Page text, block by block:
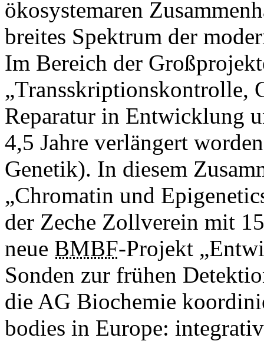
ökosystemaren
breites Spektrum der
Im Bereich der
„Transskriptionskontrolle,
Reparatur in Entwicklung
4,5 Jahre verlängert
Genetik). In diesem
„Chromatin und
der Zeche Zollverein mit
neue BMBF-Projekt
Sonden zur frühen
die AG Biochemie
bodies in Europe: